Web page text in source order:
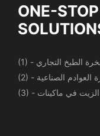
ONE-
أبخرة الطبخ التجاري
العوادم الصناعية